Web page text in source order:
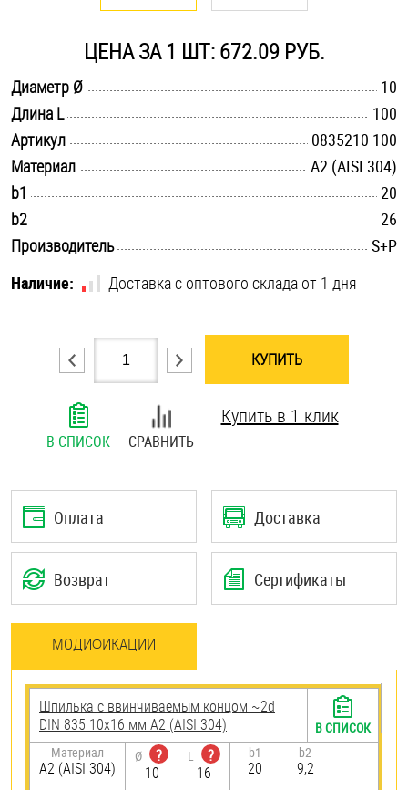
Саморезы и шурупы
Стопорные кольца
Такелаж
Хомуты
Шплинты
Штифты и пальцы
ЦЕНА ЗА 1 ШТ: 672.09 РУБ.
Диаметр Ø
10
Длина L
100
Артикул
0835210 100
Материал
А2 (AISI 304)
b1
20
b2
26
Производитель
S+P
Наличие:
Доставка с оптового склада от 1 дня
КУПИТЬ
В СПИСОК СРАВНИТЬ
Купить в 1 клик
Оплата Доставка
Возврат Сертификаты
МОДИФИКАЦИИ
Шпилька c ввинчиваемым концом ~2d
DIN 835 10х16 мм А2 (AISI 304)
Материал
А2 (AISI 304)
Ø
?
10
L
?
16
b1
20
b2
9,2
В СПИСОК